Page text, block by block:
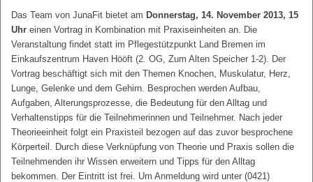
Das Team von JunaFit bietet am Donnerstag, 14. November 2013, 15
Uhr einen Vortrag in Kombination mit Praxiseinheiten an. Die
Veranstaltung findet statt im Pflegestützpunkt Land Bremen im
Einkaufszentrum Haven Hööft (2. OG, Zum Alten Speicher 1-2). Der
Vortrag beschäftigt sich mit den Themen Knochen, Muskulatur, Herz,
Lunge, Gelenke und dem Gehirn. Besprochen werden Aufbau,
Aufgaben, Alterungsprozesse, die Bedeutung für den Alltag und
Verhaltenstipps für die Teilnehmerinnen und Teilnehmer. Nach jeder
Theorieeinheit folgt ein Praxisteil bezogen auf das zuvor besprochene
Körperteil. Durch diese Verknüpfung von Theorie und Praxis sollen die
Teilnehmenden ihr Wissen erweitern und Tipps für den Alltag
bekommen. Der Eintritt ist frei. Um Anmeldung wird unter (0421)